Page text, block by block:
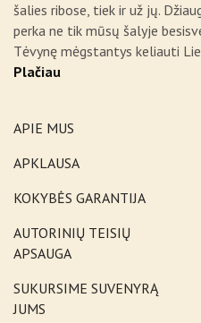
šalies ribose, tiek ir už jų.
perka ne tik mūsų šalyje
Tėvynę mėgstantys keliauti
Plačiau
APIE MUS
APKLAUSA
KOKYBĖS GARANTIJA
AUTORINIŲ TEISIŲ
APSAUGA
SUKURSIME SUVENYRĄ
JUMS